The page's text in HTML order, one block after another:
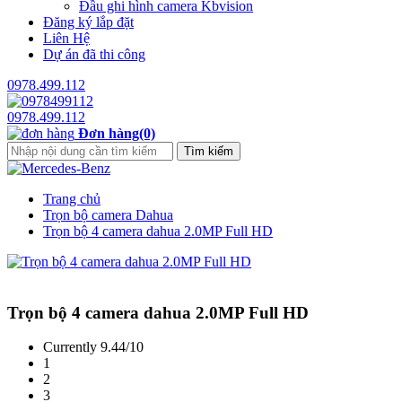
Đầu ghi hình camera Kbvision
Đăng ký lắp đặt
Liên Hệ
Dự án đã thi công
0978.499.112
0978.499.112
Đơn hàng(0)
Trang chủ
Trọn bộ camera Dahua
Trọn bộ 4 camera dahua 2.0MP Full HD
Trọn bộ 4 camera dahua 2.0MP Full HD
Currently 9.44/10
1
2
3